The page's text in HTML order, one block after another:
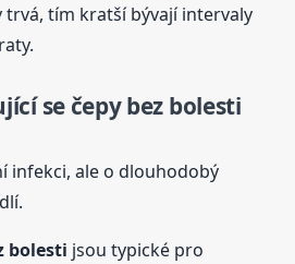
trvá, tím kratší bývají intervaly
se čepybez bolesti
infekci, ale o dlouhodobý
bolesti jsou typické pro